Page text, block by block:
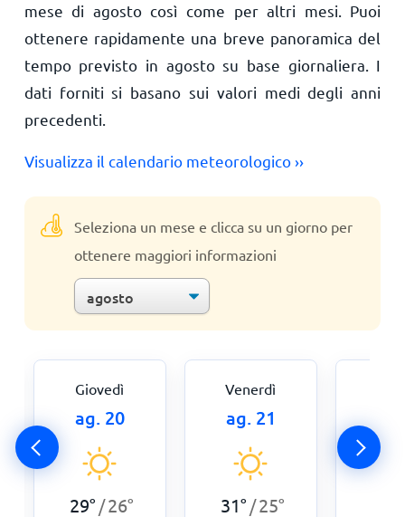
mese di agosto così come per altri mesi. Puoi
ottenere rapidamente una breve panoramica del
tempo previsto in agosto su base giornaliera. I
dati forniti si basano sui valori medi degli anni
precedenti.
Visualizza il calendario meteorologico ››
Seleziona un mese e clicca su un giorno per
ottenere maggiori informazioni
Giovedì
ag. 20
29° /26°
Venerdì
ag. 21
31° /25°